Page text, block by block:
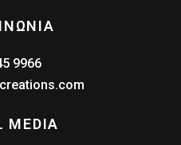
9966
MEDIA